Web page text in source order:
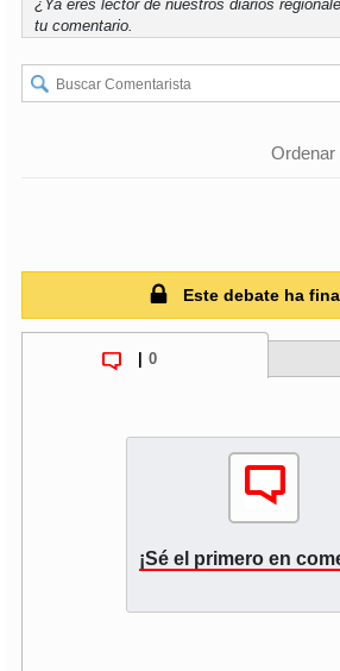
¿Ya eres lector de nuestros diarios
tu comentario.
Ordenar
Este debate ha
0
¡Sé el primero en